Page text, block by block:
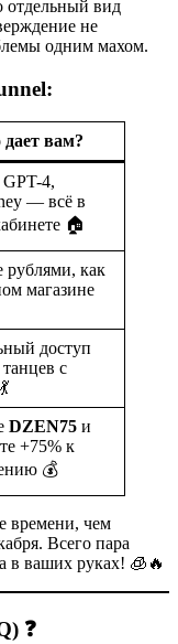
отдельный вид
не
одним махом.
дает вам?
4,
— всё в
🏠
рублями, как
магазине
доступ
с
DZEN75 и
+75% к
💰
времени, чем
Всего пара
в ваших руках! 🧊🔥
❓